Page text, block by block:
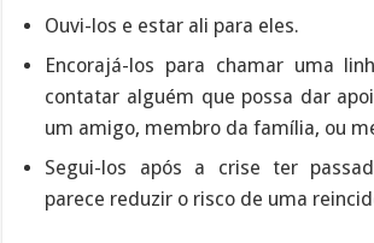
Ouvi-los e estar ali para eles.
Encorajá-los para chamar uma
contatar alguém que possa dar
um amigo, membro da família, ou
Segui-los após a crise ter
parece reduzir o risco de uma